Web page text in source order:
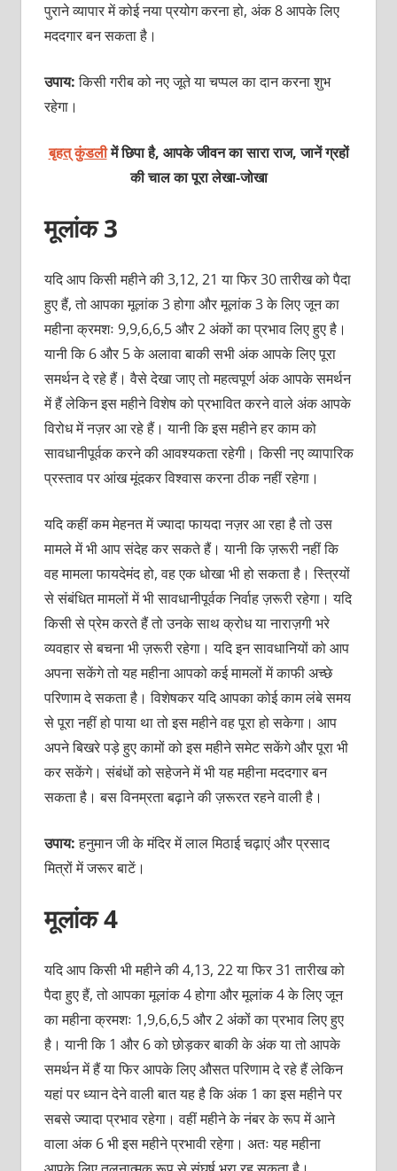
पुराने व्यापार में कोई नया प्रयोग करना हो, अंक 8 आपके लिए
मददगार बन सकता है।
उपाय:किसी गरीब को नए जूते या चप्पल का दान करना शुभ
रहेगा।
बृहत् कुंडलीमें छिपा है, आपके जीवन का सारा राज, जानें ग्रहों
की चाल का पूरा लेखा-जोखा
मूलांक 3
यदि आप किसी महीने की 3,12, 21 या फिर 30 तारीख को पैदा
हुए हैं, तो आपका मूलांक 3 होगा और मूलांक 3 के लिए जून का
महीना क्रमशः 9,9,6,6,5 और 2 अंकों का प्रभाव लिए हुए है।
यानी कि 6 और 5 के अलावा बाकी सभी अंक आपके लिए पूरा
समर्थन दे रहे हैं। वैसे देखा जाए तो महत्वपूर्ण अंक आपके समर्थन
में हैं लेकिन इस महीने विशेष को प्रभावित करने वाले अंक आपके
विरोध में नज़र आ रहे हैं। यानी कि इस महीने हर काम को
सावधानीपूर्वक करने की आवश्यकता रहेगी। किसी नए व्यापारिक
प्रस्‍ताव पर आंख मूंदकर विश्वास करना ठीक नहीं रहेगा।
यदि कहीं कम मेहनत में ज्यादा फायदा नज़र आ रहा है तो उस
मामले में भी आप संदेह कर सकते हैं। यानी कि ज़रूरी नहीं कि
वह मामला फायदेमंद हो, वह एक धोखा भी हो सकता है। स्त्रियों
से संबंधित मामलों में भी सावधानीपूर्वक निर्वाह ज़रूरी रहेगा। यदि
किसी से प्रेम करते हैं तो उनके साथ क्रोध या नाराज़गी भरे
व्यवहार से बचना भी ज़रूरी रहेगा। यदि इन सावधानियों को आप
अपना सकेंगे तो यह महीना आपको कई मामलों में काफी अच्छे
परिणाम दे सकता है। विशेषकर यदि आपका कोई काम लंबे समय
से पूरा नहीं हो पाया था तो इस महीने वह पूरा हो सकेगा। आप
अपने बिखरे पड़े हुए कामों को इस महीने समेट सकेंगे और पूरा भी
कर सकेंगे। संबंधों को सहेजने में भी यह महीना मददगार बन
सकता है। बस विनम्रता बढ़ाने की ज़रूरत रहने वाली है।
उपाय:हनुमान जी के मंदिर में लाल मिठाई चढ़ाएं और प्रसाद
मित्रों में जरूर बाटें।
मूलांक 4
यदि आप किसी भी महीने की 4,13, 22 या फिर 31 तारीख को
पैदा हुए हैं, तो आपका मूलांक 4 होगा और मूलांक 4 के लिए जून
का महीना क्रमशः 1,9,6,6,5 और 2 अंकों का प्रभाव लिए हुए
है। यानी कि 1 और 6 को छोड़कर बाकी के अंक या तो आपके
समर्थन में हैं या फिर आपके लिए औसत परिणाम दे रहे हैं लेकिन
यहां पर ध्यान देने वाली बात यह है कि अंक 1 का इस महीने पर
सबसे ज्यादा प्रभाव रहेगा। वहीं महीने के नंबर के रूप में आने
वाला अंक 6 भी इस महीने प्रभावी रहेगा। अतः यह महीना